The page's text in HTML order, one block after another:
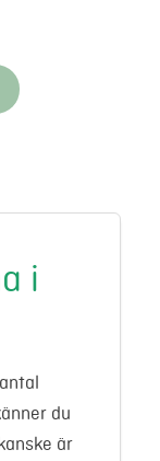
i
du
är